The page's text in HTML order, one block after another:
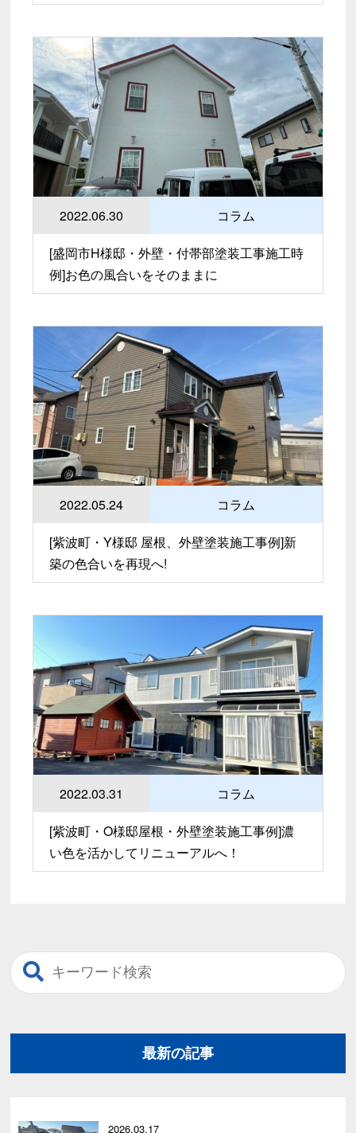
2022.06.30 コラム
[盛岡市H様邸・外壁・付帯部塗装工事施工時
例]お色の風合いをそのままに
2022.05.24 コラム
[紫波町・Y様邸 屋根、外壁塗装施工事例]新
築の色合いを再現へ!
2022.03.31 コラム
[紫波町・O様邸屋根・外壁塗装施工事例]濃
い色を活かしてリニューアルへ！
最新の記事
2026.03.17